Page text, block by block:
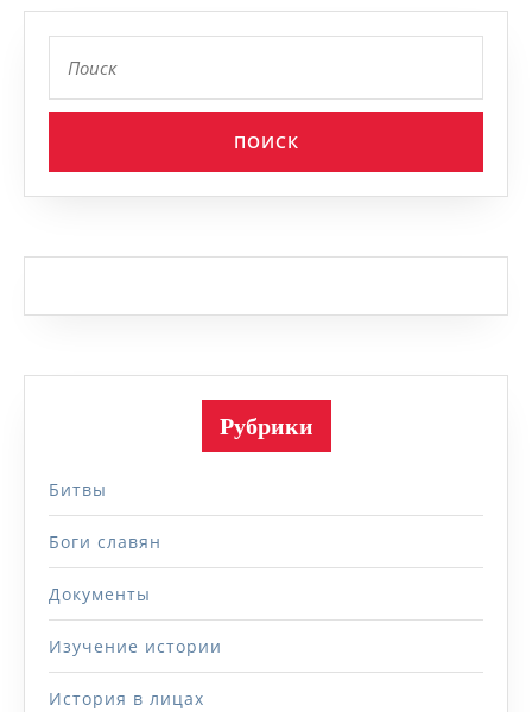
Рубрики
Битвы
Боги славян
Документы
Изучение истории
История в лицах